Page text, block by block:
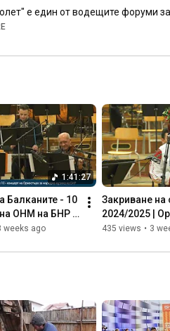
е един от водещите форуми
поп и рок музика. Малцина са
през годините се открояват
ФСБ, "Щурците", "Сигнал",
Gravity Co, Jeremy,
Николова
1:41:27
Балканите - 10
на ОНМ на БНР
weeks ago
Закриване на
2024/2025 |
народна
435 views • 3